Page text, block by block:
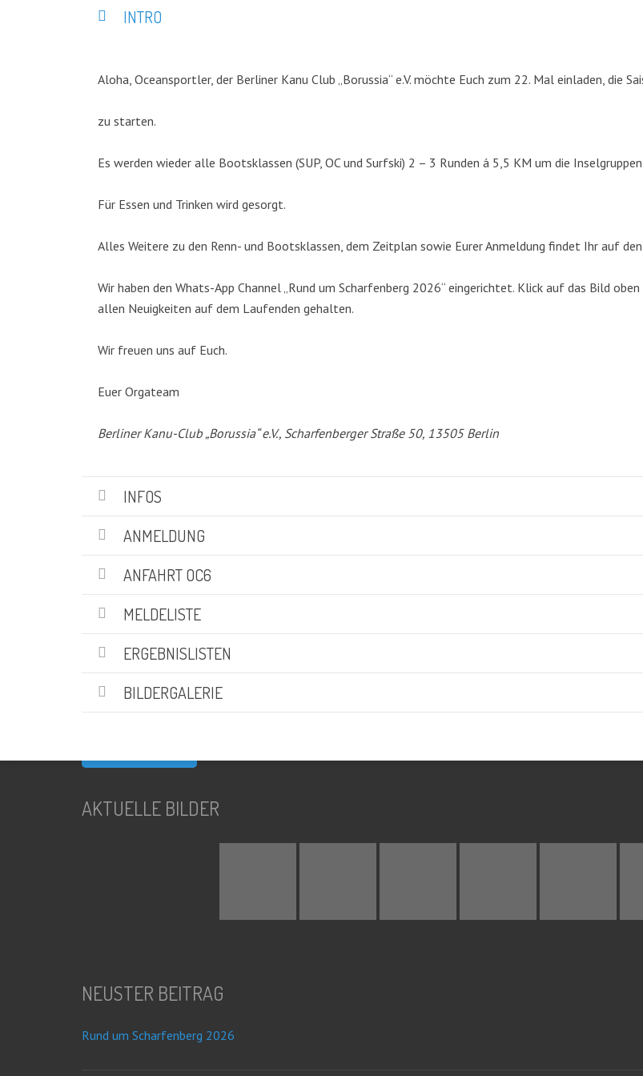
INTRO
Aloha, Oceansportler, der Berliner Kanu Club „Borussia“ e.V. möchte Euch zum 22. Mal einladen, die
zu starten.
Es werden wieder alle Bootsklassen (SUP, OC und Surfski) 2 – 3 Runden á 5,5 KM um die
Für Essen und Trinken wird gesorgt.
Alles Weitere zu den Renn- und Bootsklassen, dem Zeitplan sowie Eurer Anmeldung findet Ihr auf
Wir haben den Whats-App Channel „Rund um Scharfenberg 2026“ eingerichtet. Klick auf das Bild
allen Neuigkeiten auf dem Laufenden gehalten.
Wir freuen uns auf Euch.
Euer Orgateam
Berliner Kanu-Club „Borussia“ e.V., Scharfenberger Straße 50, 13505 Berlin
INFOS
ANMELDUNG
ANFAHRT OC6
MELDELISTE
ERGEBNISLISTEN
BILDERGALERIE
KATEGORIEN
Abteilungen (5)
Kanadier(6)
Kanu-Rennsport
Kids – Teens (10)
Social Marketing(1)
Wir über uns (19)
SUCHE
Suchen
AKTUELLE BILDER
NEUSTER BEITRAG
Rund um Scharfenberg 2026